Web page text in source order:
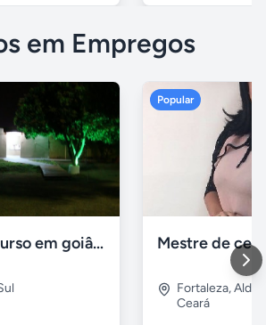
em Empregos
Taquigrafia - curso em goiânia - goiás
Popular
Fortaleza,
Ceará